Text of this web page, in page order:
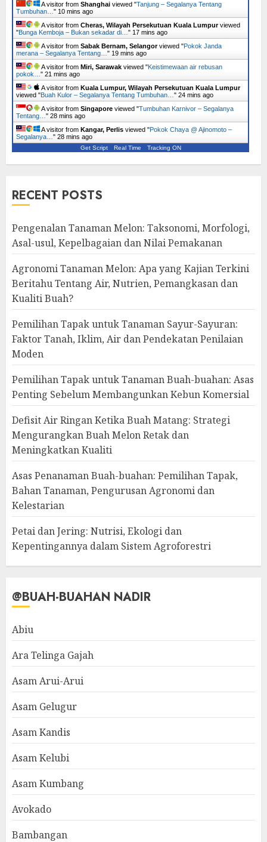
A visitor from Shanghai viewed "Tanjung – Segalanya Tentang
Tumbuhan… " 10 mins ago
A visitor from Cheras, Wilayah Persekutuan Kuala Lumpurviewed
"Bunga Kemboja – Bukan sekadar di… " 17 mins ago
A visitor from Sabak Bernam, Selangorviewed "Pokok Janda
merana – Segalanya Tentang… " 19 mins ago
A visitor from Miri, Sarawak viewed "Keistimewaan air rebusan
pokok… " 21 mins ago
A visitor from Kuala Lumpur, Wilayah Persekutuan Kuala Lumpur
viewed "Buah Kulor – Segalanya Tentang Tumbuhan… " 24 mins ago
A visitor from Singapore viewed "Tumbuhan Karnivor – Segalanya
Tentang… " 28 mins ago
A visitor from Kangar, Perlis viewed "Pokok Chaya @ Ajinomoto –
Segalanya… " 28 mins ago
Get Script Real Time Tracking ON
RECENT POSTS
Pengenalan Tanaman Melon: Taksonomi, Morfologi,
Asal-usul, Kepelbagaian dan Nilai Pemakanan
Agronomi Tanaman Melon: Apa yang Kajian Terkini
Beritahu Tentang Air, Nutrien, Pemangkasan dan
Kualiti Buah?
Pemilihan Tapak untuk Tanaman Sayur-Sayuran:
Faktor Tanah, Iklim, Air dan Pendekatan Penilaian
Moden
Pemilihan Tapak untuk Tanaman Buah-buahan: Asas
Penting Sebelum Membangunkan Kebun Komersial
Defisit Air Ringan Ketika Buah Matang: Strategi
Mengurangkan Buah Melon Retak dan
Meningkatkan Kualiti
Asas Penanaman Buah-buahan: Pemilihan Tapak,
Bahan Tanaman, Pengurusan Agronomi dan
Kelestarian
Petai dan Jering: Nutrisi, Ekologi dan
Kepentingannya dalam Sistem Agroforestri
@BUAH-BUAHAN NADIR
Abiu
Ara Telinga Gajah
Asam Arui-Arui
Asam Gelugur
Asam Kandis
Asam Kelubi
Asam Kumbang
Avokado
Bambangan